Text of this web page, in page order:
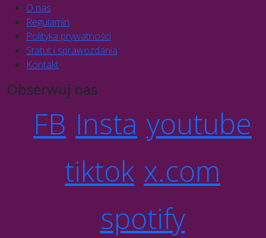
O nas
Regulamin
Polityka prywatności
Statut i sprawozdania
Kontakt
Obserwuj nas
FB Insta youtube
tiktok x.com
spotify